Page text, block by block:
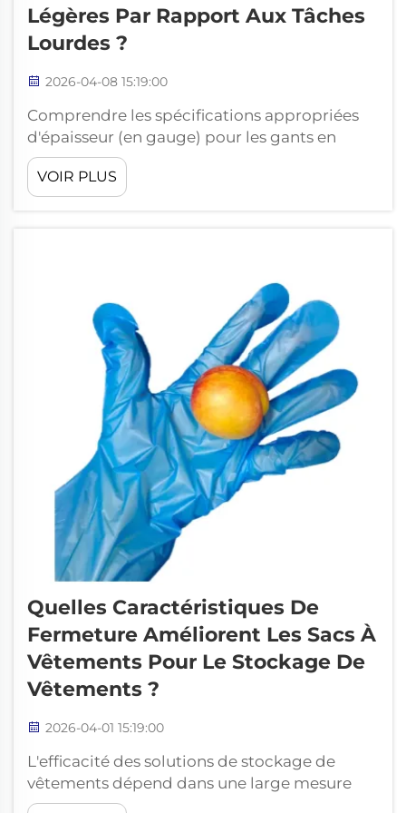
Légères Par Rapport Aux Tâches
Lourdes ?
2026-04-08 15:19:00
Comprendre les spécifications appropriées
d'épaisseur (en gauge) pour les gants en
polyéthylène est essentiel lors du choix d'une
protection pour les mains adaptée à
différentes applications industrielles. La
VOIR PLUS
Quelles Caractéristiques De
Fermeture Améliorent Les Sacs À
Vêtements Pour Le Stockage De
Vêtements ?
2026-04-01 15:19:00
L'efficacité des solutions de stockage de
vêtements dépend dans une large mesure
des mécanismes de fermeture qui protègent